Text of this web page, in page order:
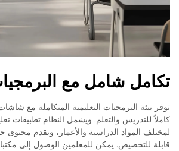
تكامل شامل مع
توفر بيئة البرمجيات التعليمية المتكاملة مع
كاملاً للتدريس والتعلم. ويشمل النظام تطبيقات
لمختلف المواد الدراسية والأعمار، ويقدم محتوى
قابلة للتخصيص. يمكن للمعلمين الوصول إلى